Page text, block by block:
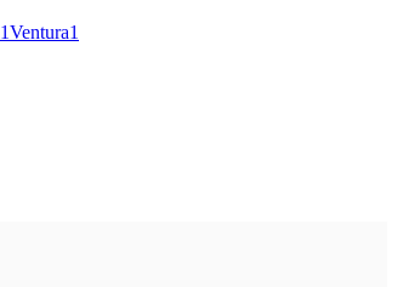
1Ventura1